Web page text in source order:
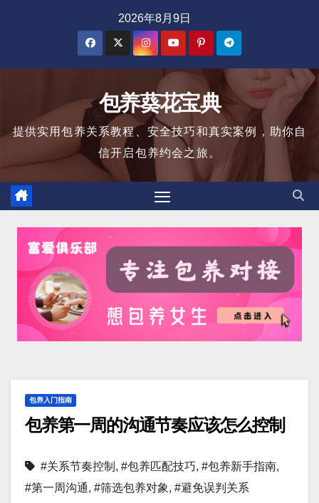
2026年8月9日
包养葵花宝典
提供实用包养关系教程、安全技巧和真实案例，助你自
信开启包养约会之旅。
包养入门指南
包养第一周的沟通节奏应该怎么控制
#关系节奏控制 , #包养匹配技巧, #包养新手指南,
#第一周沟通, #筛选包养对象, #避免误判关系